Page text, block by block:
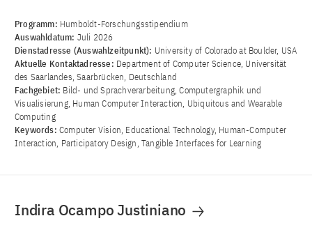
Programm: Humboldt-Forschungsstipendium
Auswahldatum: Juli 2026
Dienstadresse (Auswahlzeitpunkt): University of Colorado at Boulder, USA
Aktuelle Kontaktadresse: Department of Computer Science, Universität
des Saarlandes, Saarbrücken, Deutschland
Fachgebiet: Bild- und Sprachverarbeitung, Computergraphik und
Visualisierung, Human Computer Interaction, Ubiquitous and Wearable
Computing
Keywords: Computer Vision, Educational Technology, Human-Computer
Interaction, Participatory Design, Tangible Interfaces for Learning
Indira Ocampo Justiniano